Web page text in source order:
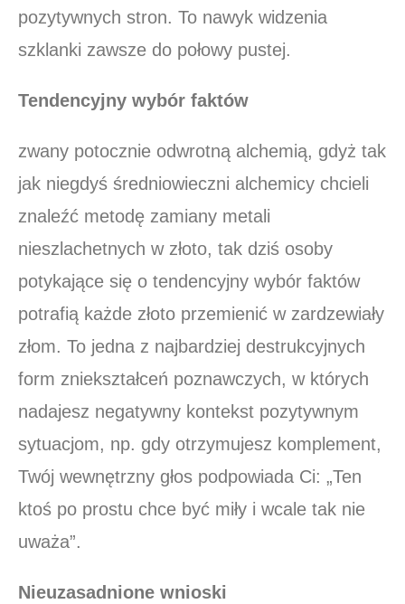
pozytywnych stron. To nawyk widzenia
szklanki zawsze do połowy pustej.
Tendencyjny wybór faktów
zwany potocznie odwrotną alchemią, gdyż tak
jak niegdyś średniowieczni alchemicy chcieli
znaleźć metodę zamiany metali
nieszlachetnych w złoto, tak dziś osoby
potykające się o tendencyjny wybór faktów
potrafią każde złoto przemienić w zardzewiały
złom. To jedna z najbardziej destrukcyjnych
form zniekształceń poznawczych, w których
nadajesz negatywny kontekst pozytywnym
sytuacjom, np. gdy otrzymujesz komplement,
Twój wewnętrzny głos podpowiada Ci: „Ten
ktoś po prostu chce być miły i wcale tak nie
uważa”.
Nieuzasadnione wnioski